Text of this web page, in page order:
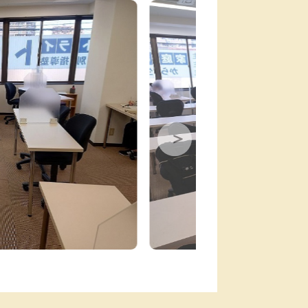
ルの２Ｆです。
志野六中・船橋三山中・船橋三田中・東邦大附属東邦中